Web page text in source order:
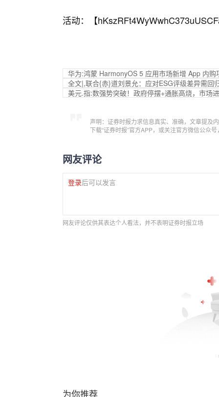
活动：【
华为:鸿蒙 HarmonyOS 5 应用市场新增 App 内
全文|,联合{赤}道刘景允：应对ESG评级差异需回
美元.指:数强势突破！政府停摆+通胀高烧，市场
声明：证券时报力求信息真实、准确，文章提及
下载“证券时报”官方APP，或关注官方微信公众
网友评论
登录后可以发言
网友评论仅供其表达个人看法，并不表明证券时报立场
为你推荐